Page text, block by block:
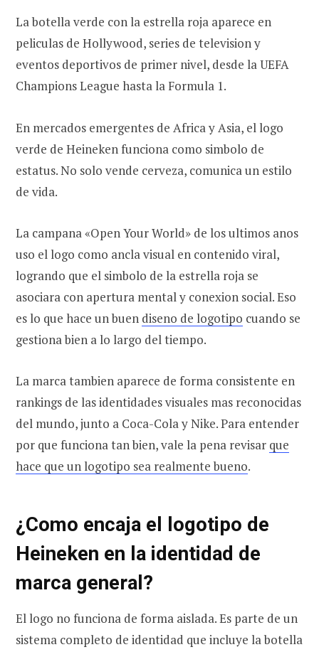
La botella verde con la estrella roja aparece en
peliculas de Hollywood, series de television y
eventos deportivos de primer nivel, desde la UEFA
Champions League hasta la Formula 1.
En mercados emergentes de Africa y Asia, el logo
verde de Heineken funciona como simbolo de
estatus. No solo vende cerveza, comunica un estilo
de vida.
La campana «Open Your World» de los ultimos anos
uso el logo como ancla visual en contenido viral,
logrando que el simbolo de la estrella roja se
asociara con apertura mental y conexion social. Eso
es lo que hace un buen diseno de logotipo cuando se
gestiona bien a lo largo del tiempo.
La marca tambien aparece de forma consistente en
rankings de las identidades visuales mas reconocidas
del mundo, junto a Coca-Cola y Nike. Para entender
por que funciona tan bien, vale la pena revisar que
hace que un logotipo sea realmente bueno.
¿Como encaja el logotipo de
Heineken en la identidad de
marca general?
El logo no funciona de forma aislada. Es parte de un
sistema completo de identidad que incluye la botella